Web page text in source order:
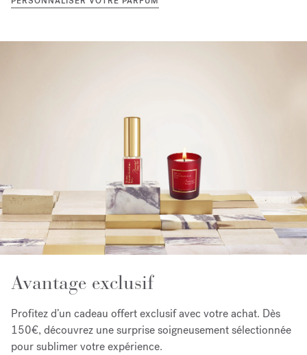
Avantage exclusif
Profitez d’un cadeau offert exclusif avec votre achat. Dès
150€, découvrez une surprise soigneusement sélectionnée
pour sublimer votre expérience.